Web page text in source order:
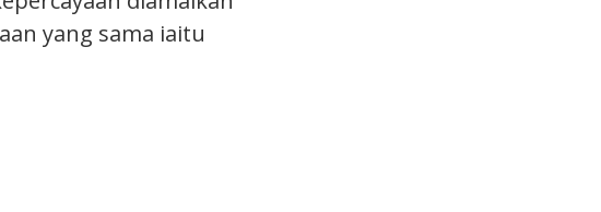
yang sama iaitu